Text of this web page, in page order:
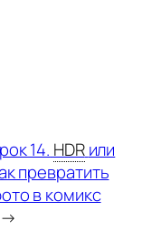
14. HDR или
превратить
в комикс
→